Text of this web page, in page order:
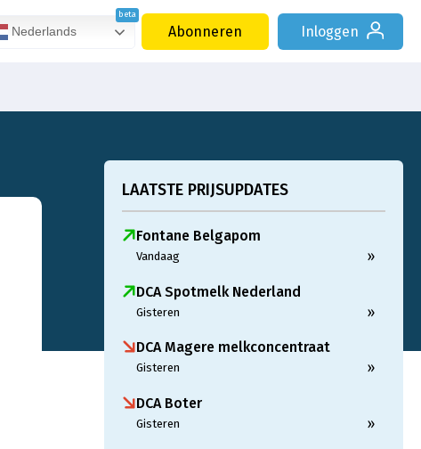
Nederlands Abonneren Inloggen
LAATSTE PRIJSUPDATES
Fontane Belgapom
Vandaag »
DCA Spotmelk Nederland
Gisteren »
DCA Magere melkconcentraat
Gisteren »
DCA Boter
Gisteren »